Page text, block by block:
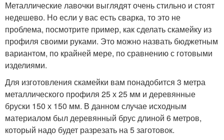
Металлические лавочки выглядят очень стильно и стоят
недешево. Но если у вас есть сварка, то это не
проблема, посмотрите пример, как сделать скамейку из
профиля своими руками. Это можно назвать бюджетным
вариантом, по крайней мере, по сравнению с готовыми
изделиями.
Для изготовления скамейки вам понадобится 3 метра
металлического профиля 25 х 25 мм и деревянные
бруски 150 х 150 мм. В данном случае исходным
материалом был деревянный брус длиной 6 метров,
который надо будет разрезать на 5 заготовок.